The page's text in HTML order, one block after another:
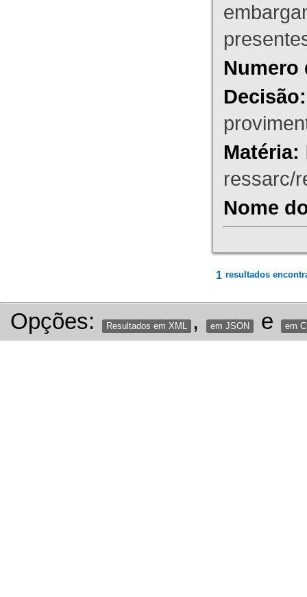
Numero
Decisão:
Matéria:
ressarc/
Nome
1 resultados
Opções: Resultados em XML , em JSON e em